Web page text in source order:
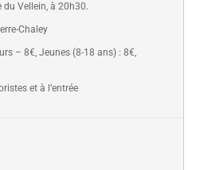
Vellein, à 20h30.
Chaley
– 8€, Jeunes (8-18 ans) : 8€,
et à l’entrée